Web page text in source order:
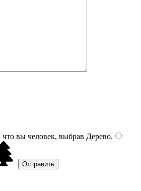
вы человек, выбрав Дерево.